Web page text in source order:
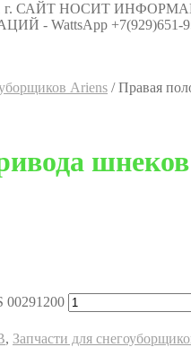
г. САЙТ НОСИТ
WattsApp +7(929)651-
Ariens /Правая
00291200
, Запчасти для